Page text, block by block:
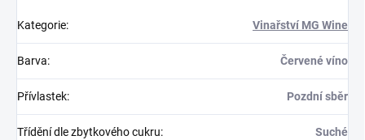
Kategorie: Vinařství MG Wine
Barva: Červené víno
Přívlastek: Pozdní sběr
Třídění dle zbytkového cukru: Suché